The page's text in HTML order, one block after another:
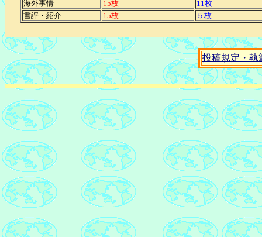
海外事情
15枚
11枚
書評・紹介
15枚 ５枚
投稿規定・執